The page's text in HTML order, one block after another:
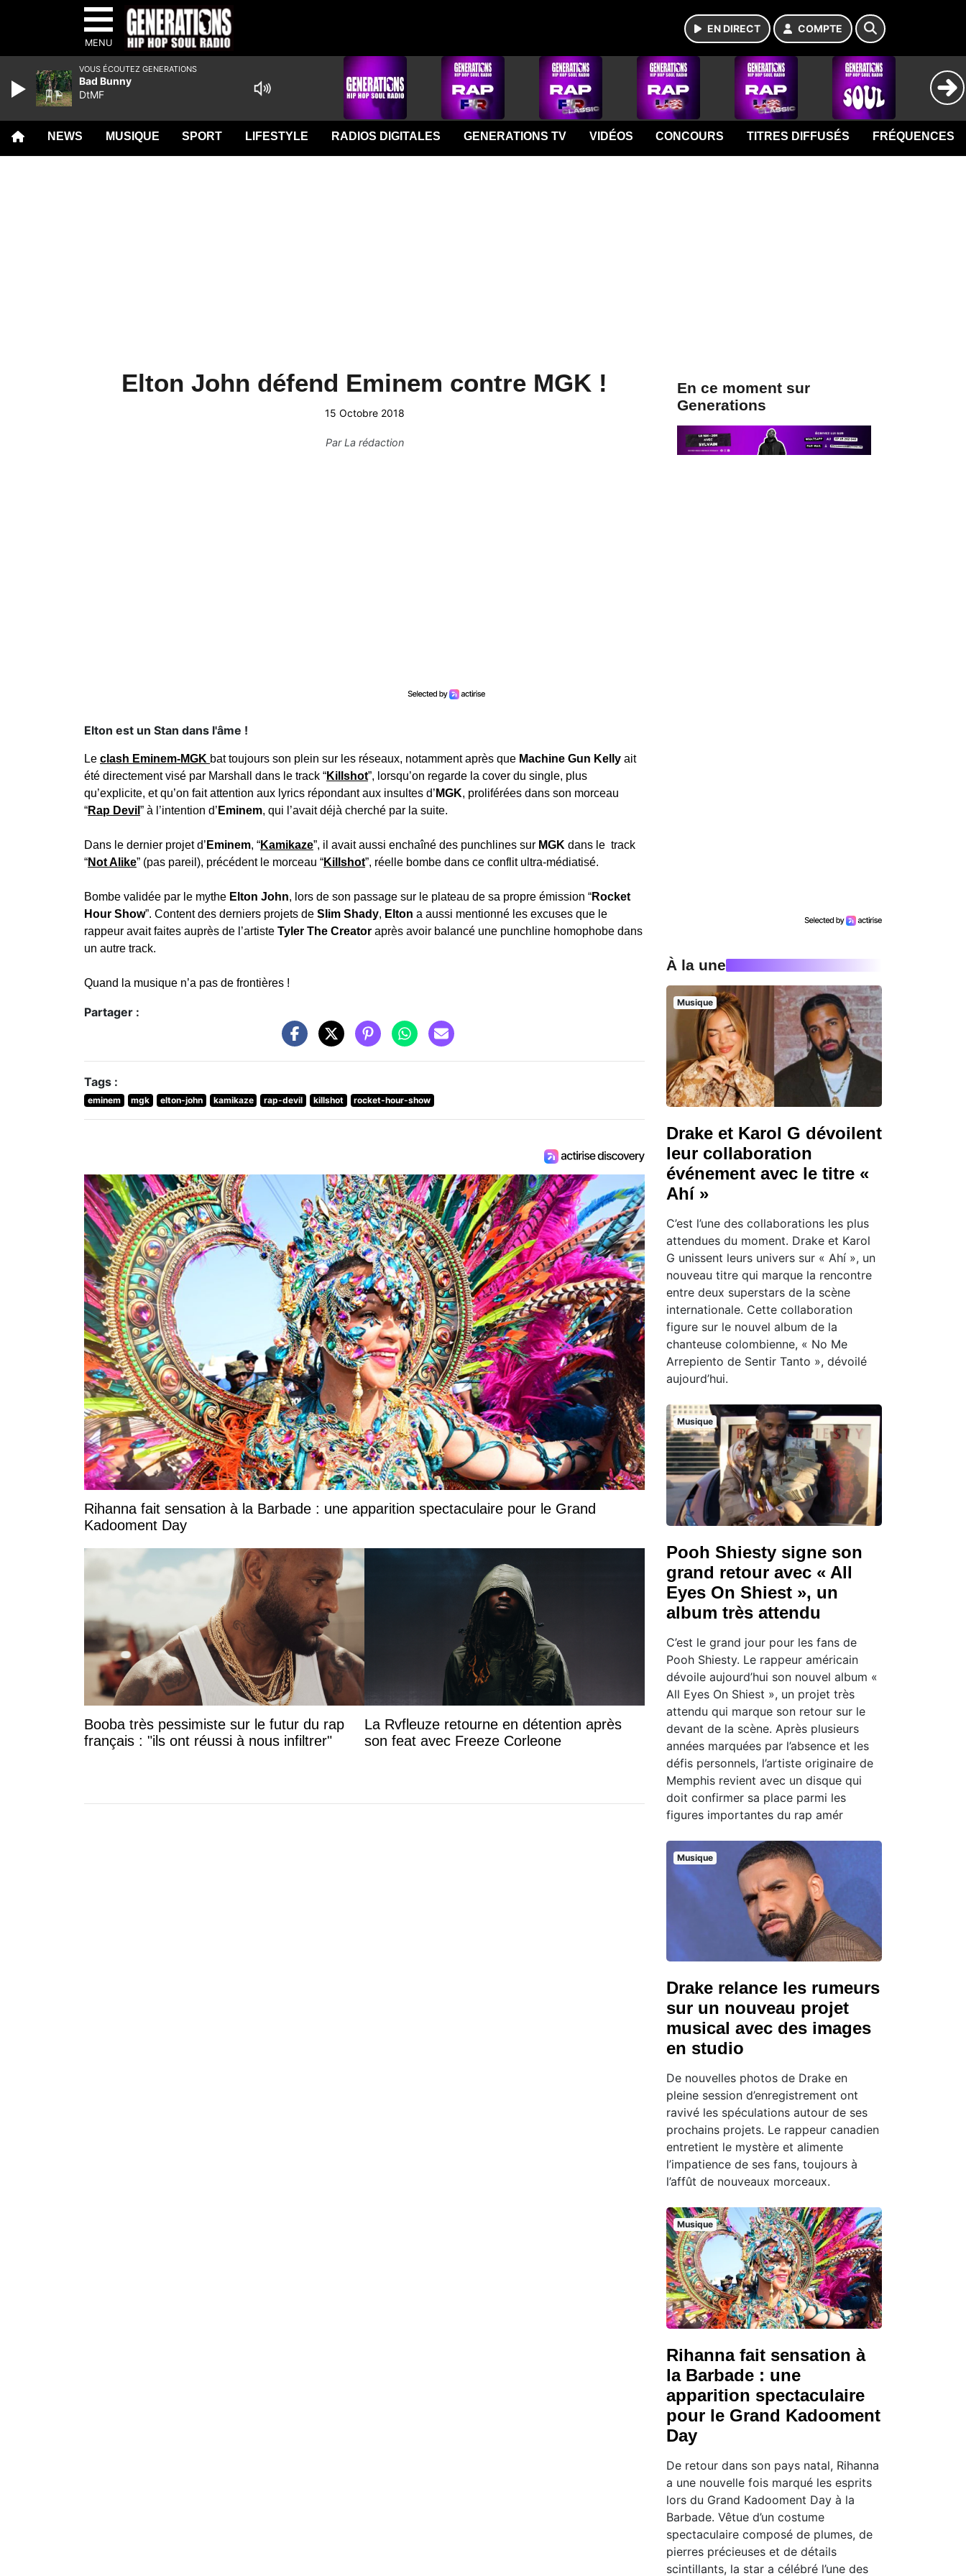
MENU
EN DIRECT COMPTE
NEWS MUSIQUE SPORT LIFESTYLE RADIOS DIGITALES GENERATIONS TV VIDÉOS CONCOURS TITRES DIFFUSÉS FRÉQUENCES
Elton John défend Eminem contre MGK !
15 Octobre 2018
ParLa rédaction
Elton est un Stan dans l'âme !
Le clash Eminem-MGK bat toujours son plein sur les réseaux, notamment après que Machine Gun Kelly ait
été directement visé par Marshall dans le track “Killshot”, lorsqu’on regarde la cover du single, plus
qu’explicite, et qu’on fait attention aux lyrics répondant aux insultes d’ MGK, proliférées dans son morceau
“Rap Devil ” à l’intention d’ Eminem, qui l’avait déjà cherché par la suite.
Dans le dernier projet d’ Eminem, “Kamikaze”, il avait aussi enchaîné des punchlines sur MGK dans le track
“Not Alike” (pas pareil), précédent le morceau “Killshot”, réelle bombe dans ce conflit ultra-médiatisé.
Bombe validée par le mythe Elton John, lors de son passage sur le plateau de sa propre émission “Rocket
Hour Show”. Content des derniers projets de Slim Shady, Elton a aussi mentionné les excuses que le
rappeur avait faites auprès de l’artiste Tyler The Creator après avoir balancé une punchline homophobe dans
un autre track.
Quand la musique n’a pas de frontières !
Partager :
Tags :
eminem mgk elton-john kamikaze rap-devil killshot rocket-hour-show
Rihanna fait sensation à la Barbade : une apparition spectaculaire pour le Grand
Kadooment Day
Booba très pessimiste sur le futur du rap
français : "ils ont réussi à nous infiltrer"
La Rvfleuze retourne en détention après
son feat avec Freeze Corleone
En ce moment sur
Generations
À la une
Musique
Drake et Karol G dévoilent
leur collaboration
événement avec le titre «
Ahí »
C’est l’une des collaborations les plus
attendues du moment. Drake et Karol
G unissent leurs univers sur « Ahí », un
nouveau titre qui marque la rencontre
entre deux superstars de la scène
internationale. Cette collaboration
figure sur le nouvel album de la
chanteuse colombienne, « No Me
Arrepiento de Sentir Tanto », dévoilé
aujourd’hui.
Musique
Pooh Shiesty signe son
grand retour avec « All
Eyes On Shiest », un
album très attendu
C’est le grand jour pour les fans de
Pooh Shiesty. Le rappeur américain
dévoile aujourd’hui son nouvel album «
All Eyes On Shiest », un projet très
attendu qui marque son retour sur le
devant de la scène. Après plusieurs
années marquées par l’absence et les
défis personnels, l’artiste originaire de
Memphis revient avec un disque qui
doit confirmer sa place parmi les
figures importantes du rap amér
Musique
Drake relance les rumeurs
sur un nouveau projet
musical avec des images
en studio
De nouvelles photos de Drake en
pleine session d’enregistrement ont
ravivé les spéculations autour de ses
prochains projets. Le rappeur canadien
entretient le mystère et alimente
l’impatience de ses fans, toujours à
l’affût de nouveaux morceaux.
Musique
Rihanna fait sensation à
la Barbade : une
apparition spectaculaire
pour le Grand Kadooment
Day
De retour dans son pays natal, Rihanna
a une nouvelle fois marqué les esprits
lors du Grand Kadooment Day à la
Barbade. Vêtue d’un costume
spectaculaire composé de plumes, de
pierres précieuses et de détails
scintillants, la star a célébré l’une des
VOUS ÉCOUTEZ GENERATIONS
Bad Bunny
DtMF